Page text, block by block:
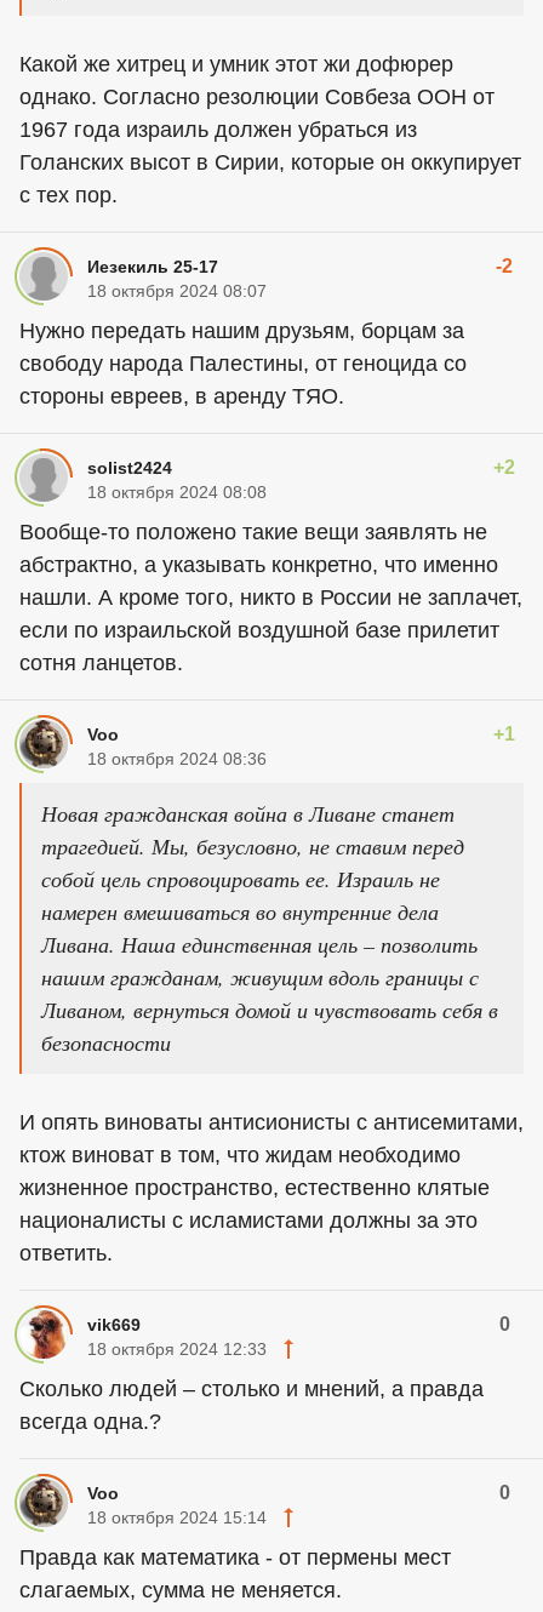
Какой же хитрец и умник этот жи дофюрер
однако. Согласно резолюции Совбеза ООН от
1967 года израиль должен убраться из
Голанских высот в Сирии, которые он оккупирует
с тех пор.
Иезекиль 25-17 -2
18 октября 2024 08:07
Нужно передать нашим друзьям, борцам за
свободу народа Палестины, от геноцида со
стороны евреев, в аренду ТЯО.
solist2424 +2
18 октября 2024 08:08
Вообще-то положено такие вещи заявлять не
абстрактно, а указывать конкретно, что именно
нашли. А кроме того, никто в России не заплачет,
если по израильской воздушной базе прилетит
сотня ланцетов.
Voo +1
18 октября 2024 08:36
Новая гражданская война в Ливане станет
трагедией. Мы, безусловно, не ставим перед
собой цель спровоцировать ее. Израиль не
намерен вмешиваться во внутренние дела
Ливана. Наша единственная цель – позволить
нашим гражданам, живущим вдоль границы с
Ливаном, вернуться домой и чувствовать себя в
безопасности
И опять виноваты антисионисты с антисемитами,
ктож виноват в том, что жидам необходимо
жизненное пространство, естественно клятые
националисты с исламистами должны за это
ответить.
vik669 0
18 октября 2024 12:33
Сколько людей – столько и мнений, а правда
всегда одна.?
Voo 0
18 октября 2024 15:14
Правда как математика - от пермены мест
слагаемых, сумма не меняется.